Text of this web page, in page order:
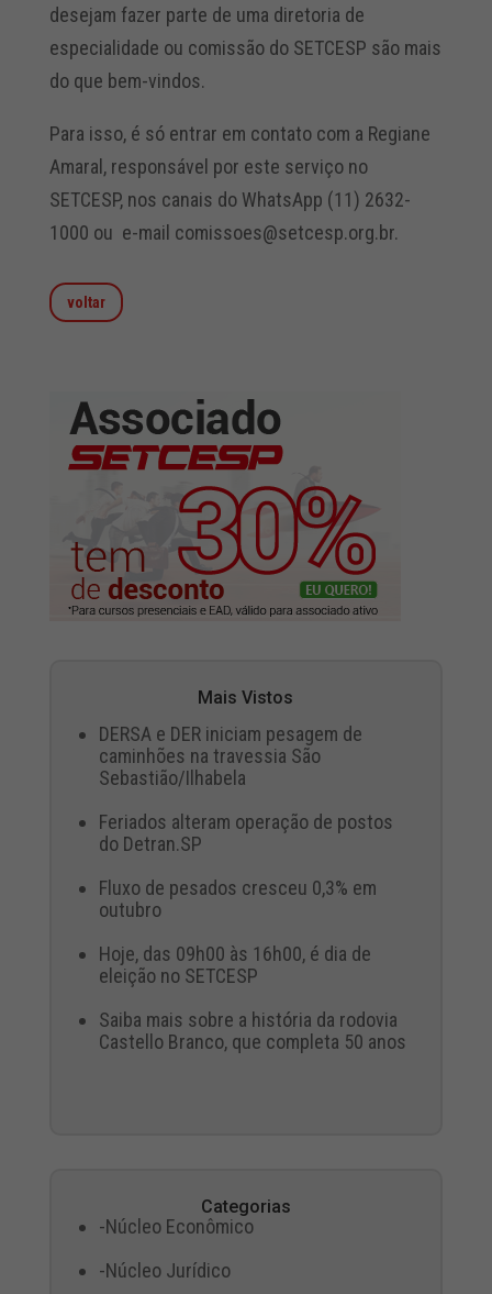
desejam fazer parte de uma diretoria de
especialidade ou comissão do SETCESP são mais
do que bem-vindos.
Para isso, é só entrar em contato com a Regiane
Amaral, responsável por este serviço no
SETCESP, nos canais do WhatsApp (11) 2632-
1000 ou e-mail comissoes@setcesp.org.br.
voltar
Mais Vistos
DERSA e DER iniciam pesagem de
caminhões na travessia São
Sebastião/Ilhabela
Feriados alteram operação de postos
do Detran.SP
Fluxo de pesados cresceu 0,3% em
outubro
Hoje, das 09h00 às 16h00, é dia de
eleição no SETCESP
Saiba mais sobre a história da rodovia
Castello Branco, que completa 50 anos
Categorias
-Núcleo Econômico
-Núcleo Jurídico